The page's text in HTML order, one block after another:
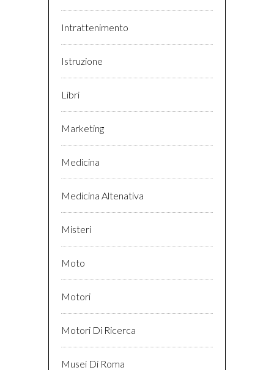
Intrattenimento
Istruzione
Libri
Marketing
Medicina
Medicina Altenativa
Misteri
Moto
Motori
Motori Di Ricerca
Musei Di Roma